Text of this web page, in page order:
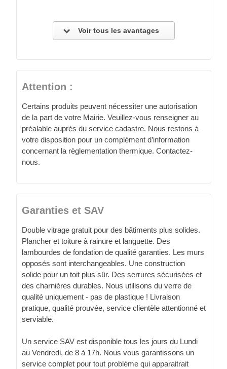
Voir tous les avantages
Attention :
Certains produits peuvent nécessiter une autorisation
de la part de votre Mairie. Veuillez-vous renseigner au
préalable auprès du service cadastre. Nous restons à
votre disposition pour un complément d’information
concernant la règlementation thermique. Contactez-
nous.
Garanties et SAV
Double vitrage gratuit pour des bâtiments plus solides.
Plancher et toiture à rainure et languette. Des
lambourdes de fondation de qualité garanties. Les murs
opposés sont interchangeables. Une construction
solide pour un toit plus sûr. Des serrures sécurisées et
des charnières durables. Nous utilisons du verre de
qualité uniquement - pas de plastique ! Livraison
pratique, qualité prouvée, service clientèle attentionné et
serviable.
Un service SAV est disponible tous les jours du Lundi
au Vendredi, de 8 à 17h. Nous vous garantissons un
service complet pour tout problème qui apparaitrait